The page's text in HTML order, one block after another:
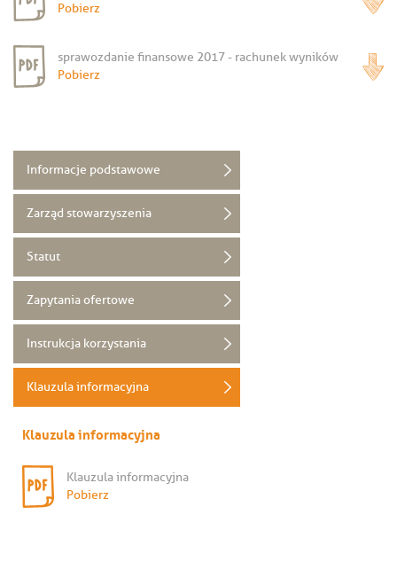
Pobierz
sprawozdanie finansowe 2017 - rachunek wyników
Pobierz
Informacje podstawowe
Zarząd stowarzyszenia
Statut
Zapytania ofertowe
Instrukcja korzystania
Klauzula informacyjna
Klauzula informacyjna
Klauzula informacyjna
Pobierz